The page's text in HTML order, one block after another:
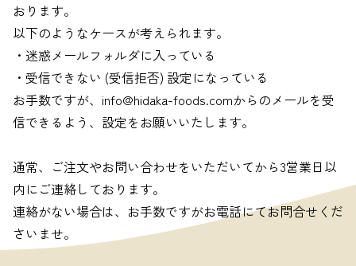
おります。
以下のようなケースが考えられます。
・迷惑メールフォルダに入っている
・受信できない (受信拒否) 設定になっている
お手数ですが、info@hidaka-foods.comからのメールを受
信できるよう、設定をお願いいたします。
通常、ご注文やお問い合わせをいただいてから3営業日以
内にご連絡しております。
連絡がない場合は、お手数ですがお電話にてお問合せくだ
さいませ。